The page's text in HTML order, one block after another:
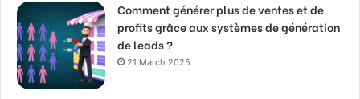
Comment générer plus de ventes et de
profits grâce aux systèmes de génération
de leads ?
21 March 2025